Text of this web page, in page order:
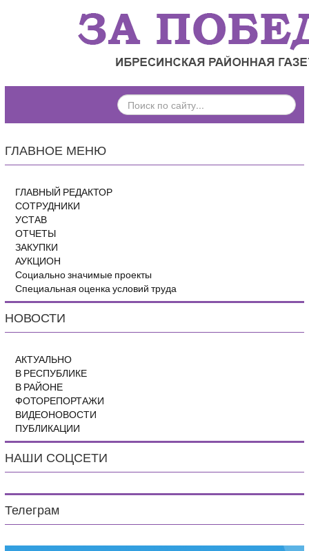
ПОИСК
ПО
ГЛАВНОЕ МЕНЮ
ГЛАВНЫЙ РЕДАКТОР
СОТРУДНИКИ
УСТАВ
ОТЧЕТЫ
ЗАКУПКИ
АУКЦИОН
Социально значимые проекты
Специальная оценка условий труда
НОВОСТИ
АКТУАЛЬНО
В РЕСПУБЛИКЕ
В РАЙОНЕ
ФОТОРЕПОРТАЖИ
ВИДЕОНОВОСТИ
ПУБЛИКАЦИИ
НАШИ СОЦСЕТИ
Телеграм